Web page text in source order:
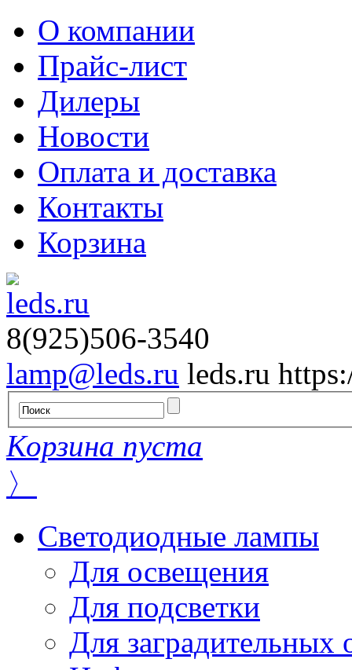
О компании
Прайс-лист
Дилеры
Новости
Оплата и доставка
Контакты
Корзина
8(925)506-3540
lamp@leds.ru leds.ru
Корзина пуста
〉
Светодиодные лампы
Для освещения
Для подсветки
Для заградительных